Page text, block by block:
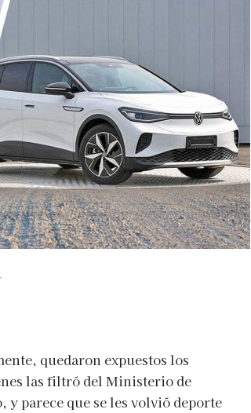
quedaron expuestos los
las filtró del Ministerio de
parece que se les volvió deporte